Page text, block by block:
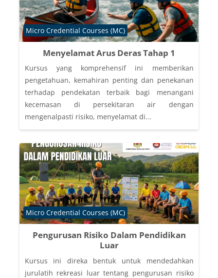
Menyelamat Arus Deras Tahap 1
Course category
Micro Credential Courses (MC)
Kursus yang komprehensif ini memberikan
pengetahuan, kemahiran penting dan penekanan
terhadap pendekatan terbaik bagi menangani
kecemasan di persekitaran air dengan
mengenalpasti risiko, menyelamat di...
Pengurusan Risiko Dalam Pendidikan
Luar
Course category
Micro Credential Courses (MC)
Kursus ini direka bentuk untuk mendedahkan
jurulatih rekreasi luar tentang pengurusan risiko